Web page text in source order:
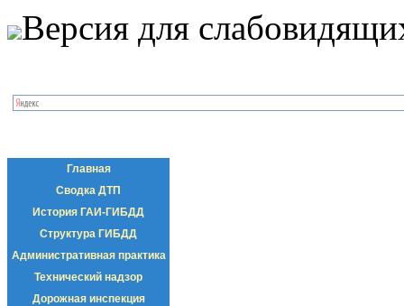
Версия для
Главная
Сводка ДТП
История ГАИ-ГИБДД
Структура ГИБДД
Административная практика
Технический надзор
Дорожная инспекция